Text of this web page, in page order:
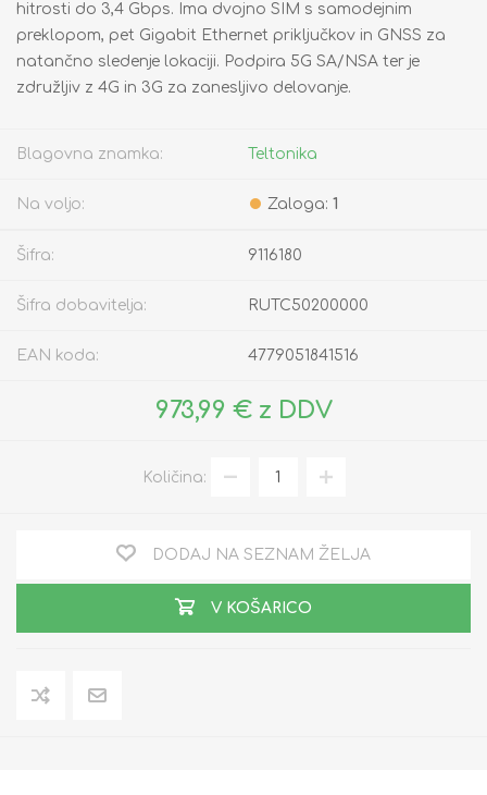
hitrosti do 3,4 Gbps. Ima dvojno SIM s samodejnim
preklopom, pet Gigabit Ethernet priključkov in GNSS za
natančno sledenje lokaciji. Podpira 5G SA/NSA ter je
združljiv z 4G in 3G za zanesljivo delovanje.
Blagovna znamka: Teltonika
Na voljo: Zaloga: 1
Šifra: 9116180
Šifra dobavitelja: RUTC50200000
EAN koda: 4779051841516
973,99 € z DDV
Količina:
DODAJ NA SEZNAM ŽELJA
V KOŠARICO